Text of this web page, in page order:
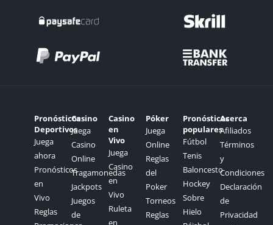
Pronósticos
Deportivos
Juega
ahora
Pronósticos
en
Vivo
Reglas
Casino
Juega
Casino
Online
Tragamonedas
Jackpots
Juegos
de
Casino
en
Vivo
Juega
Casino
en
Vivo
Ruleta
en
Póker
Juega
Online
Reglas
del
Poker
Torneos
Reglas
Pronósticos
populares
Fútbol
Tenis
Baloncesto
Hockey
Sobre
Hielo
Acerca
Afiliados
Términos
y
Condiciones
Declaración
de
Privacidad